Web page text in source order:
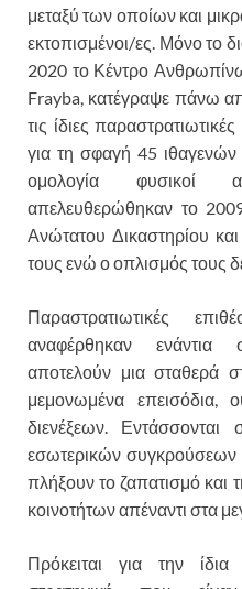
μεταξύ των οποίων και
εκτοπισμένοι/ες. Μόνο το
2020 το Κέντρο
Frayba, κατέγραψε πάνω
τις ίδιες
για τη σφαγή 45
ομολογία φυσικοί
απελευθερώθηκαν το
Ανώτατου Δικαστηρίου
τους ενώ ο οπλισμός τους
Παραστρατιωτικές
αναφέρθηκαν ενάντια
αποτελούν μια σταθερά
μεμονωμένα επεισόδια,
διενέξεων. Εντάσσονται
εσωτερικών
πλήξουν το ζαπατισμό και
κοινοτήτων απέναντι στα
Πρόκειται για την ίδια